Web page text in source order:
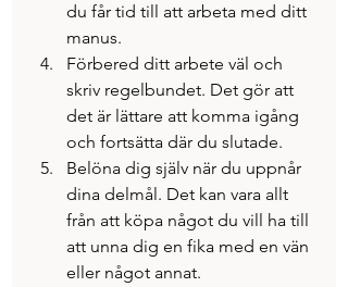
du får tid till att arbeta med ditt
manus.
Förbered ditt arbete väl och
skriv regelbundet. Det gör att
det är lättare att komma igång
och fortsätta där du slutade.
Belöna dig själv när du uppnår
dina delmål. Det kan vara allt
från att köpa något du vill ha till
att unna dig en fika med en vän
eller något annat.